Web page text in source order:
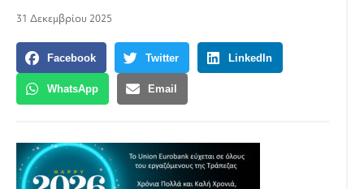
31 Δεκεμβρίου 2025
Facebook Twitter LinkedIn
WhatsApp Email